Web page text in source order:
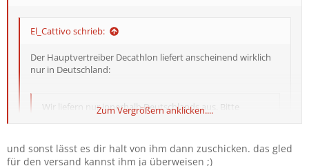
El_Cattivo schrieb:
Der Hauptvertreiber Decathlon liefert anscheinend wirklich
nur in Deutschland:
Wir liefern nur innerhalb Deutschlands aus. Bitte
beachten Sie, dass sowohl Rechnungs- als auch
Rechnungsadresse kann von der Lieferadresse
abweichen.
Zum Vergrößern anklicken....
Zum Vergrößern anklicken....
Zum Vergrößern anklicken....
und sonst lässt es dir halt von ihm dann zuschicken. das gled
für den versand kannst ihm ja überweisen ;)